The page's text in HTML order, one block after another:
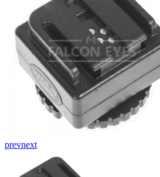
prevnext